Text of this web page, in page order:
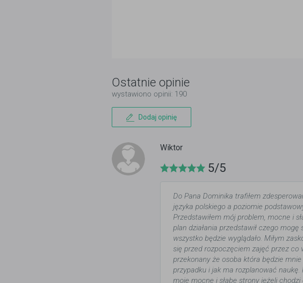
Ostatnie opinie
wystawiono opinii: 190
Dodaj opinię
Wiktor
5/5
Do Pana Dominika trafiłem
języka polskiego a poziomie
Przedstawiłem mój problem, mocne i
plan działania przedstawił czego
wszystko będzie wyglądało. Miłym
się przed rozpoczęciem zajęć przez co
przekonany że osoba która będzie
przypadku i jak ma rozplanować naukę.
moje mocne i słabe strony jeżeli